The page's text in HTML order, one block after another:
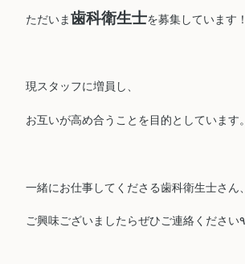
ただいま歯科衛生士を募集しています！
現スタッフに増員し、
お互いが高め合うことを目的としています。
一緒にお仕事してくださる歯科衛生士さん、